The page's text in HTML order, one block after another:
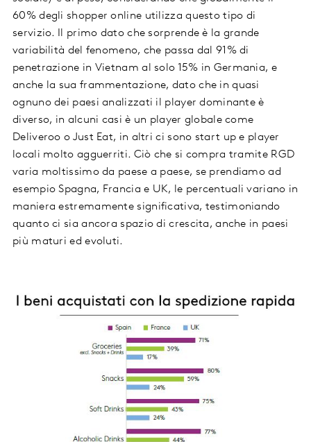
60% degli shopper online utilizza questo tipo di
servizio. Il primo dato che sorprende è la grande
variabilità del fenomeno, che passa dal 91% di
penetrazione in Vietnam al solo 15% in Germania, e
anche la sua frammentazione, dato che in quasi
ognuno dei paesi analizzati il player dominante è
diverso, in alcuni casi è un player globale come
Deliveroo o Just Eat, in altri ci sono start up e player
locali molto agguerriti. Ciò che si compra tramite RGD
varia moltissimo da paese a paese, se prendiamo ad
esempio Spagna, Francia e UK, le percentuali variano in
maniera estremamente significativa, testimoniando
quanto ci sia ancora spazio di crescita, anche in paesi
più maturi ed evoluti.